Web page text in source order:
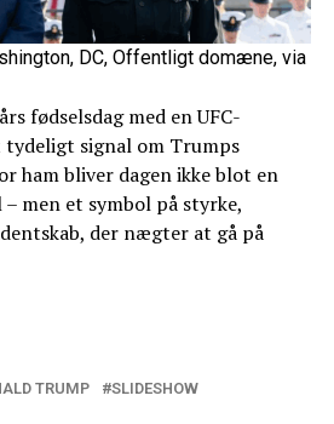
DC, Offentligt domæne, via
fødselsdag med en UFC-
tydeligt signal om Trumps
ham bliver dagen ikke blot en
men et symbol på styrke,
der nægter at gå på
TRUMP SLIDESHOW